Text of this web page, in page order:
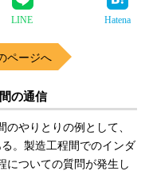
LINE Hatena
ページへ
の通信
やりとりの例として、
。製造工程間でのインダ
についての質問が発生し